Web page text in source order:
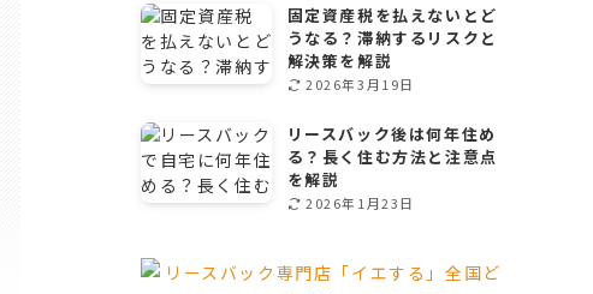
固定資産税を払えないとど
うなる？滞納するリスクと
解決策を解説
2026年3月19日
リースバック後は何年住め
る？長く住む方法と注意点
を解説
2026年1月23日